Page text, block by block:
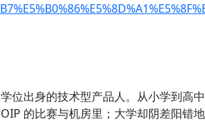
位出身的技术型产品人。从小学到高中
的比赛与机房里；大学却阴差阳错地